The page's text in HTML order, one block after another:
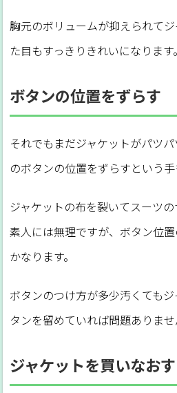
胸元のボリュームが抑えられて
た目もすっきりきれいになります。
ボタンの位置をずらす
それでもまだジャケットがパツ
のボタンの位置をずらすという手
ジャケットの布を裂いてスーツ
素人には無理ですが、ボタン位
かなります。
ボタンのつけ方が多少汚くても
タンを留めていれば問題ありませ
ジャケットを買いなおす